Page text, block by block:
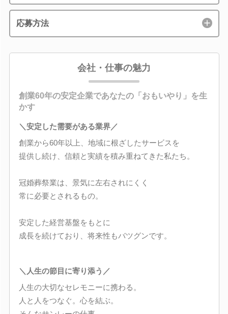
応募方法
会社・仕事の魅力
創業60年の安定企業であなたの「おもいやり」を生
かす
＼安定した需要がある業界／
創業から60年以上、地域に根ざしたサービスを
提供し続け、信頼と実績を積み重ねてきた私たち。
冠婚葬祭業は、景気に左右されにくく
常に必要とされるもの。
安定した経営基盤をもとに
成長を続けており、将来性もバツグンです。
＼人生の節目に寄り添う／
人生の大切なセレモニーに携わる。
人と人をつなぐ。心を結ぶ。